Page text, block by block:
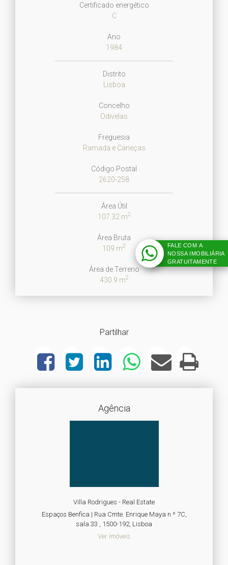
Certificado energético
C
Ano
1984
Distrito
Lisboa
Concelho
Odivelas
Freguesia
Ramada e Caneças
Código Postal
2620-258
Área Útil
107.32 m2
Área Bruta
109 m2
Área de Terreno
430.9 m2
Partilhar
Agência
Villa Rodrigues - Real Estate
Espaços Benfica | Rua Cmte. Enrique Maya n.º 7C,
sala 33 , 1500-192, Lisboa
Ver Imóveis
FALE COM A
NOSSA IMOBILIÁRIA
GRATUITAMENTE